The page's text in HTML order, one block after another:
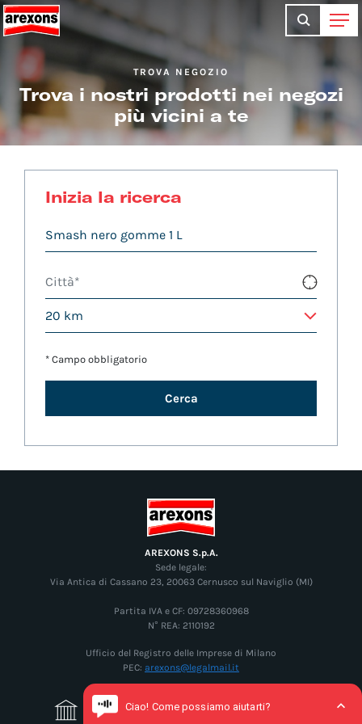
TROVA NEGOZIO
Trova i nostri prodotti nei negozi
più vicini a te
Inizia la ricerca
* Campo obbligatorio
Cerca
AREXONS S.p.A.
Sede legale:
Via Antica di Cassano 23, 20063 Cernusco sul Naviglio (MI)
Partita IVA e CF: 09728360968
N° REA: 2110192
Ufficio del Registro delle Imprese di Milano
PEC: arexons@legalmail.it
Governance
Leggi di più